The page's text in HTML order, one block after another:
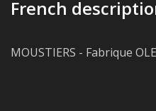
French
MOUSTIERS - Fabrique